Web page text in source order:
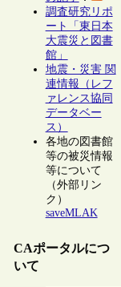
調査研究リポ
ート「東日本
大震災と図書
館」
地震・災害 関
連情報（レフ
ァレンス協同
データベー
ス）
各地の図書館
等の被災情報
等について
（外部リン
ク）
saveMLAK
CAポータルにつ
いて